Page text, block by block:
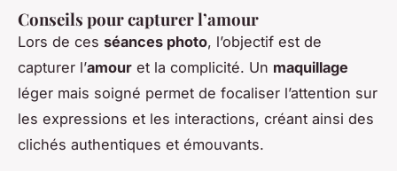
Conseils pour capturer l’amour
Lors de ces séances photo, l’objectif est de
capturer l’amour et la complicité. Un maquillage
léger mais soigné permet de focaliser l’attention sur
les expressions et les interactions, créant ainsi des
clichés authentiques et émouvants.